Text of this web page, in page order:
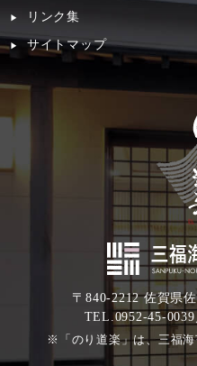
リンク集
サイトマップ
〒840-2212 佐賀県
TEL.0952-45-
※「のり道楽」は、三福海